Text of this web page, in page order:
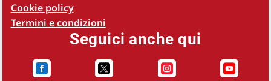
Cookie policy
Termini e condizioni
Seguici anche qui
   